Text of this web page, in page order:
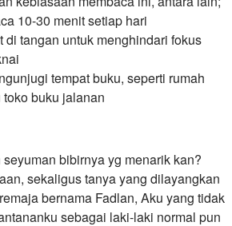
10-30 menit setiap hari
di tangan untuk menghindari fokus
tempat buku, seperti rumah
buku jalanan
bibirnya yg menarik kan?
sekaligus tanya yang dilayangkan
bernama Fadlan, Aku yang tidak
sebagai laki-laki normal pun